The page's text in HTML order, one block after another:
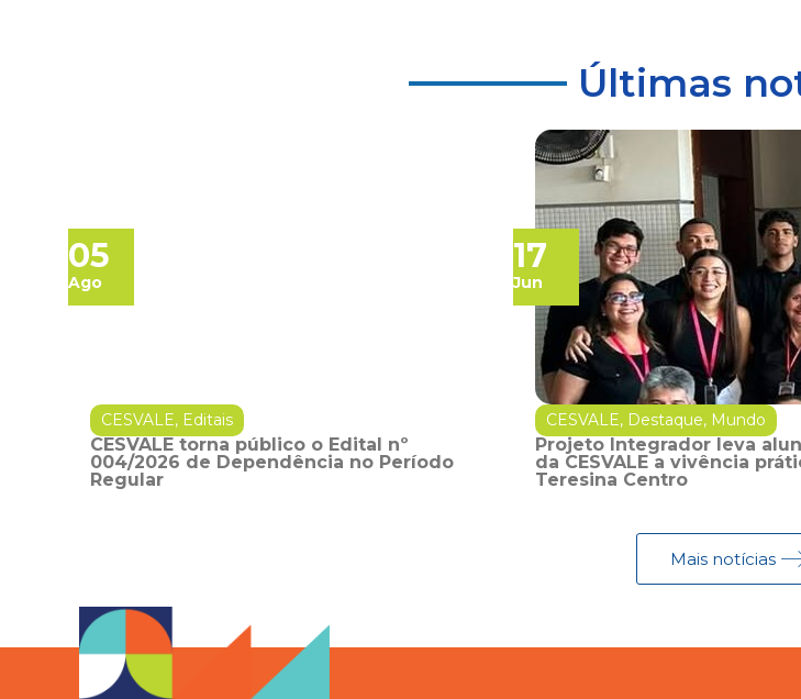
Últimas
05
Ago
CESVALE, Editais
CESVALE torna público o Edital nº
004/2026 de Dependência no Período
Regular
17
Jun
CESVALE, Destaque, Mundo
Projeto Integrador leva
da CESVALE a vivência
Teresina Centro
Mais notícias